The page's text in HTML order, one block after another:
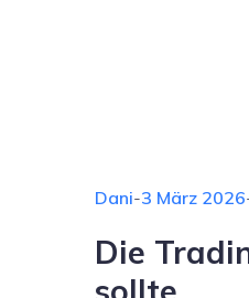
Dani-3 März 2026
Die